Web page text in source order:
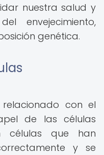
nuestra salud y
envejecimiento,
genética.
con el
de las células
células que han
y se